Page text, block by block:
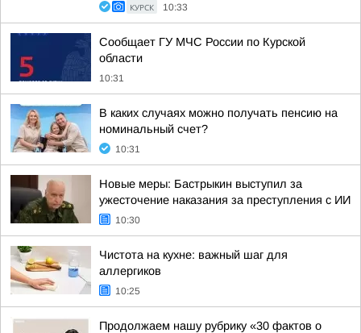
КУРСК 10:33
Сообщает ГУ МЧС России по Курской
области
10:31
В каких случаях можно получать пенсию на
номинальный счет?
10:31
Новые меры: Бастрыкин выступил за
ужесточение наказания за преступления с ИИ
10:30
Чистота на кухне: важный шаг для
аллергиков
10:25
Продолжаем нашу рубрику «30 фактов о